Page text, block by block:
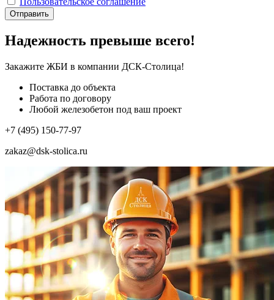
Отправить
Надежность превыше всего!
Закажите ЖБИ в компании ДСК-Столица!
Поставка до объекта
Работа по договору
Любой железобетон под ваш проект
+7 (495) 150-77-97
zakaz@dsk-stolica.ru